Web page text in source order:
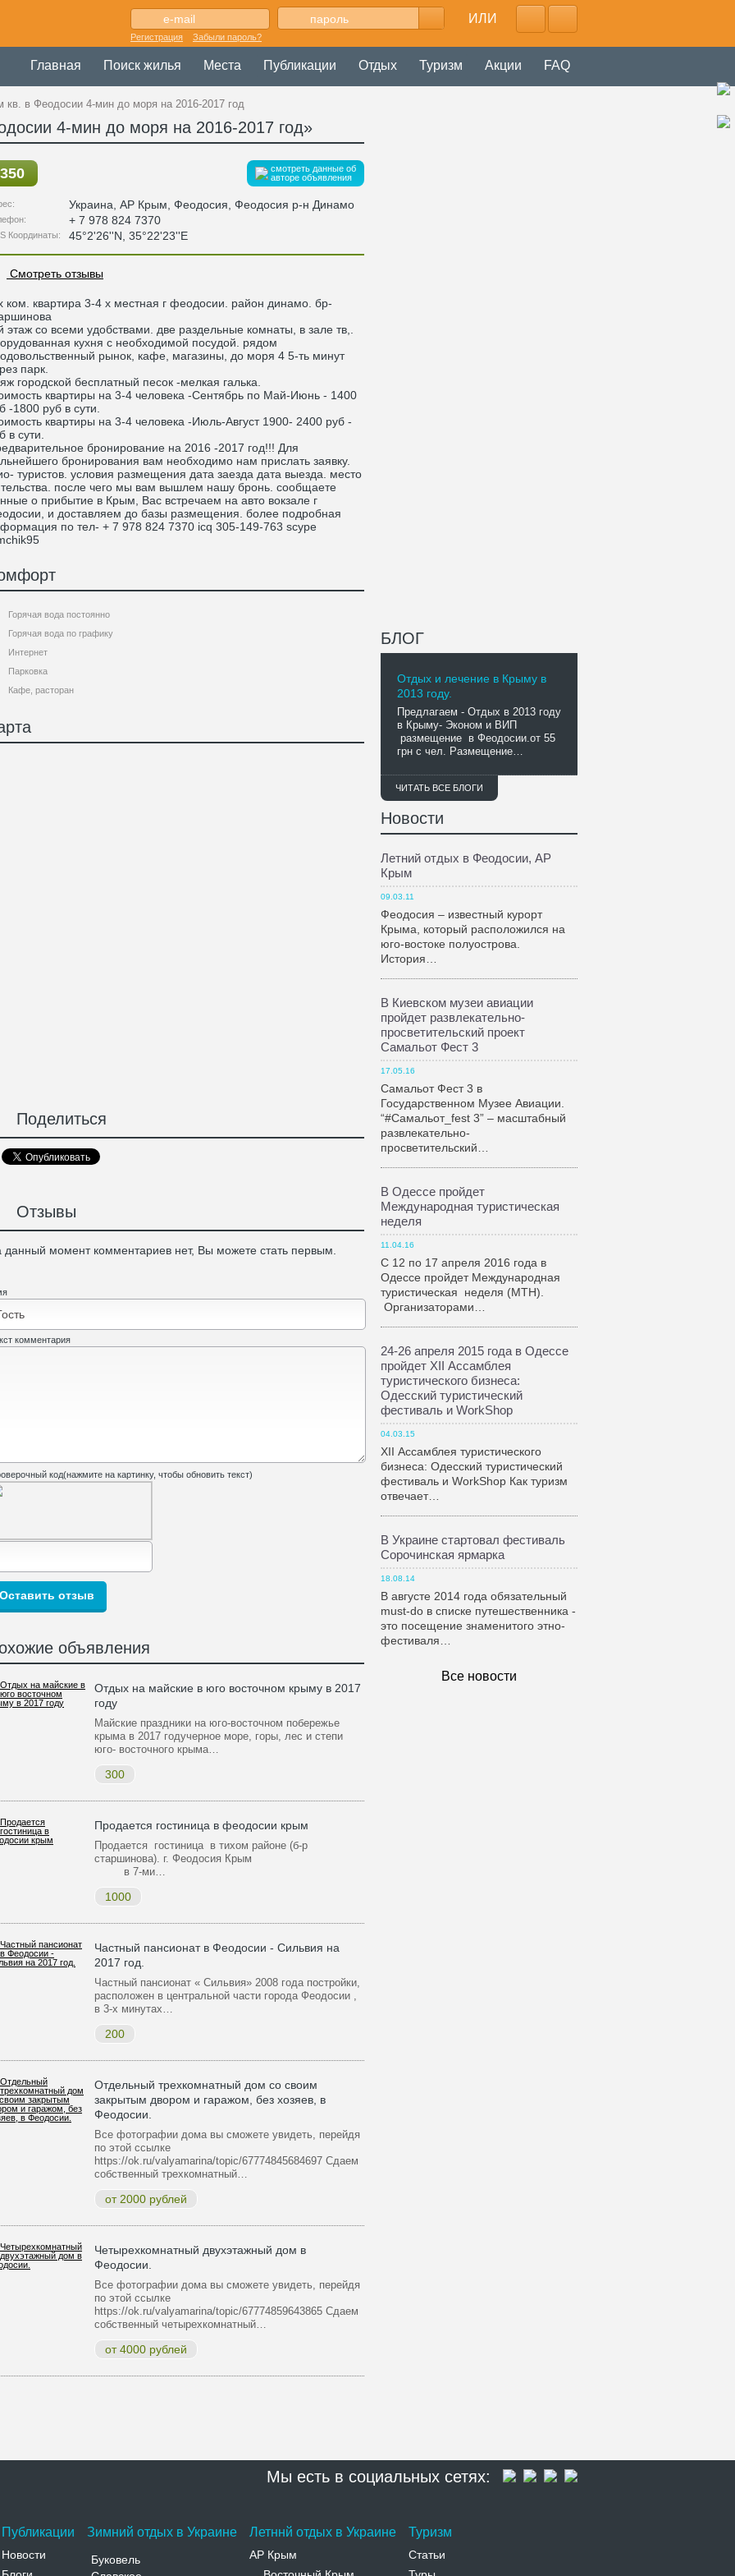
ИЛИ
Регистрация Забыли пароль?
Главная Поиск жилья Места Публикации Отдых Туризм Акции FAQ
кв. в Феодосии 4-мин до моря на 2016-2017 год
4-мин до моря на 2016-2017 год»
350
смотреть данные об
авторе объявления
Украина АР Крым , Феодосия, Феодосия р-н Динамо
+ 7 978 824 7370
Координаты: 45°2'26''N, 35°22'23''E
Смотреть отзывы
ком. квартира 3-4 х местная г феодосии. район динамо. бр-
этаж со всеми удобствами. две раздельные комнаты, в зале тв,.
кухня с необходимой посудой. рядом
рынок, кафе, магазины, до моря 4 5-ть минут
парк.
городской бесплатный песок -мелкая галька.
квартиры на 3-4 человека -Сентябрь по Май-Июнь - 1400
-1800 руб в сути.
квартиры на 3-4 человека -Июль-Август 1900- 2400 руб -
в сути.
бронирование на 2016 -2017 год!!! Для
бронирования вам необходимо нам прислать заявку.
туристов. условия размещения дата заезда дата выезда. место
после чего мы вам вышлем нашу бронь. сообщаете
о прибытие в Крым, Вас встречаем на авто вокзале г
и доставляем до базы размещения. более подробная
по тел- + 7 978 824 7370 icq 305-149-763 scype
Горячая вода постоянно
Горячая вода по графику
Интернет
Парковка
Кафе, расторан
Поделиться
Отзывы
данный момент комментариев нет, Вы можете стать первым.
комментария
код(нажмите на картинку, чтобы обновить текст)
объявления
Отдых на майские в юго восточном крыму в 2017
году
Майские праздники на юго-восточном побережье
крыма в 2017 годучерное море, горы, лес и степи
юго- восточного крыма…
300
Продается гостиница в феодосии крым
Продается гостиница в тихом районе (б-р
старшинова). г. Феодосия Крым
в 7-ми…
1000
Частный пансионат в Феодосии - Сильвия на
2017 год.
Частный пансионат « Сильвия» 2008 года постройки,
расположен в центральной части города Феодосии ,
в 3-х минутах…
200
Отдельный трехкомнатный дом со своим
закрытым двором и гаражом, без хозяев, в
Феодосии.
Все фотографии дома вы сможете увидеть, перейдя
по этой ссылке
https://ok.ru/valyamarina/topic/67774845684697 Сдаем
собственный трехкомнатный…
от 2000 рублей
Четырехкомнатный двухэтажный дом в
Феодосии.
Все фотографии дома вы сможете увидеть, перейдя
по этой ссылке
https://ok.ru/valyamarina/topic/67774859643865 Сдаем
собственный четырехкомнатный…
от 4000 рублей
БЛОГ
Отдых и лечение в Крыму в
2013 году.
Предлагаем - Отдых в 2013 году
в Крыму- Эконом и ВИП
размещение в Феодосии.от 55
грн с чел. Размещение…
ЧИТАТЬ ВСЕ БЛОГИ
Новости
Летний отдых в Феодосии, АР
Крым
09.03.11
Феодосия – известный курорт
Крыма, который расположился на
юго-востоке полуострова.
История…
В Киевском музеи авиации
пройдет развлекательно-
просветительский проект
Самальот Фест 3
17.05.16
Самальот Фест 3 в
Государственном Музее Авиации.
“#Самальот_fest 3” – масштабный
развлекательно-
просветительский…
В Одессе пройдет
Международная туристическая
неделя
11.04.16
С 12 по 17 апреля 2016 года в
Одессе пройдет Международная
туристическая неделя (МТН).
Организаторами…
24-26 апреля 2015 года в Одессе
пройдет XII Ассамблея
туристического бизнеса:
Одесский туристический
фестиваль и WorkShop
04.03.15
XII Ассамблея туристического
бизнеса: Одесский туристический
фестиваль и WorkShop Как туризм
отвечает…
В Украине стартовал фестиваль
Сорочинская ярмарка
18.08.14
В августе 2014 года обязательный
must-do в списке путешественника -
это посещение знаменитого этно-
фестиваля…
Все новости
Мы есть в социальных сетях:
Публикации
Новости
Зимний отдых в Украине
Буковель
Летннй отдых в Украине
АР Крым
Туризм
Статьи